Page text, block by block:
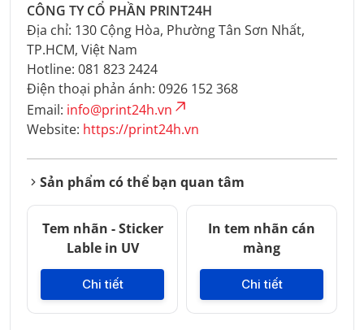
CÔNG TY CỔ PHẦN PRINT24H
Địa chỉ: 130 Cộng Hòa, Phường Tân Sơn Nhất,
TP.HCM, Việt Nam
Hotline: 081 823 2424
Điện thoại phản ánh: 0926 152 368
Email: info@print24h.vn
Website: https://print24h.vn
Sản phẩm có thể bạn quan tâm
Tem nhãn - Sticker
Lable in UV
Chi tiết
In tem nhãn cán
màng
Chi tiết